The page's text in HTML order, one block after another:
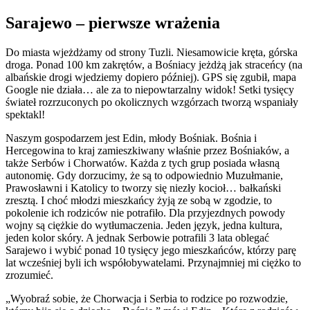
Sarajewo – pierwsze wrażenia
Do miasta wjeżdżamy od strony Tuzli. Niesamowicie kręta, górska
droga. Ponad 100 km zakrętów, a Bośniacy jeżdżą jak straceńcy (na
albańskie drogi wjedziemy dopiero później). GPS się zgubił, mapa
Google nie działa… ale za to niepowtarzalny widok! Setki tysięcy
świateł rozrzuconych po okolicznych wzgórzach tworzą wspaniały
spektakl!
Naszym gospodarzem jest Edin, młody Bośniak. Bośnia i
Hercegowina to kraj zamieszkiwany właśnie przez Bośniaków, a
także Serbów i Chorwatów. Każda z tych grup posiada własną
autonomię. Gdy dorzucimy, że są to odpowiednio Muzułmanie,
Prawosławni i Katolicy to tworzy się niezły kocioł… bałkański
zresztą. I choć młodzi mieszkańcy żyją ze sobą w zgodzie, to
pokolenie ich rodziców nie potrafiło. Dla przyjezdnych powody
wojny są ciężkie do wytłumaczenia. Jeden język, jedna kultura,
jeden kolor skóry. A jednak Serbowie potrafili 3 lata oblegać
Sarajewo i wybić ponad 10 tysięcy jego mieszkańców, którzy parę
lat wcześniej byli ich współobywatelami. Przynajmniej mi ciężko to
zrozumieć.
„Wyobraź sobie, że Chorwacja i Serbia to rodzice po rozwodzie,